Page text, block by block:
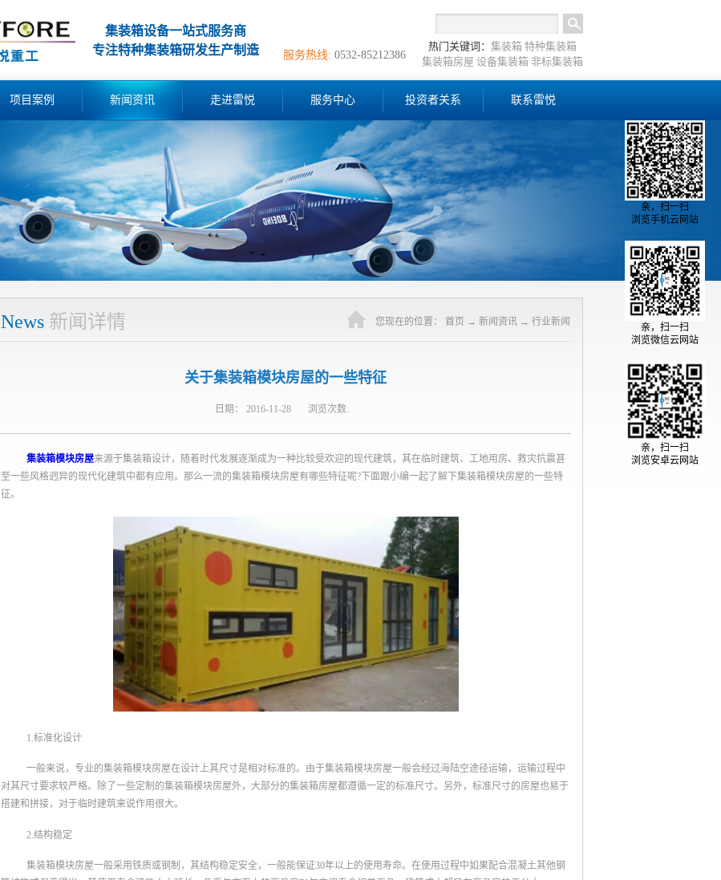
集装箱设备一站式服务商
专注特种集装箱研发生产制造
热门关键词： 集装箱 特种集装箱
集装箱房屋 设备集装箱 非标集装箱
服务热线: 0532-85212386
项目案例 新闻资讯 走进雷悦 服务中心 投资者关系 联系雷悦
News 新闻详情 您现在的位置： 首页 → 新闻资讯 → 行业新闻
关于集装箱模块房屋的一些特征
日期： 2016-11-28 浏览次数:
集装箱模块房屋来源于集装箱设计，随着时代发展逐渐成为一种比较受欢迎的现代建筑，其在临时建筑、工地用房、救灾抗震甚
至一些风格迥异的现代化建筑中都有应用。那么一流的集装箱模块房屋有哪些特征呢?下面跟小编一起了解下集装箱模块房屋的一些特
征。
1.标准化设计
一般来说，专业的集装箱模块房屋在设计上其尺寸是相对标准的。由于集装箱模块房屋一般会经过海陆空途径运输，运输过程中
对其尺寸要求较严格。除了一些定制的集装箱模块房屋外，大部分的集装箱房屋都遵循一定的标准尺寸。另外，标准尺寸的房屋也易于
搭建和拼接，对于临时建筑来说作用很大。
2.结构稳定
集装箱模块房屋一般采用铁质或钢制，其结构稳定安全，一般能保证30年以上的使用寿命。在使用过程中如果配合混凝土其他钢
亲，扫一扫
浏览手机云网站
亲，扫一扫
浏览微信云网站
亲，扫一扫
浏览安卓云网站